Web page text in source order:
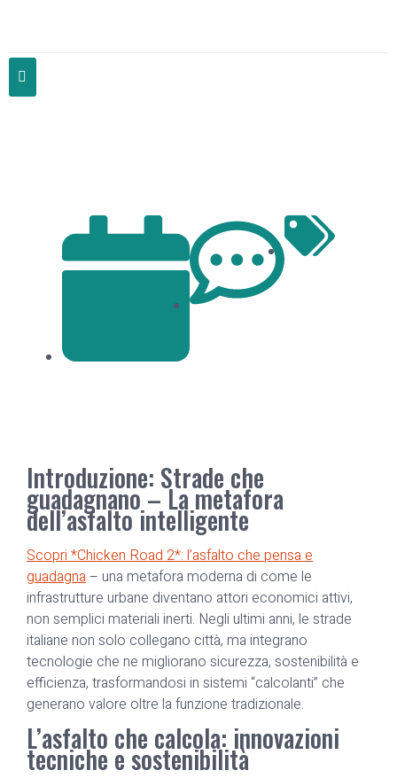
Introduzione: Strade che
guadagnano – La metafora
dell’asfalto intelligente
Scopri *Chicken Road 2*: l’asfalto che pensa e
guadagna – una metafora moderna di come le
infrastrutture urbane diventano attori economici attivi,
non semplici materiali inerti. Negli ultimi anni, le strade
italiane non solo collegano città, ma integrano
tecnologie che ne migliorano sicurezza, sostenibilità e
efficienza, trasformandosi in sistemi “calcolanti” che
generano valore oltre la funzione tradizionale.
L’asfalto che calcola: innovazioni
tecniche e sostenibilità